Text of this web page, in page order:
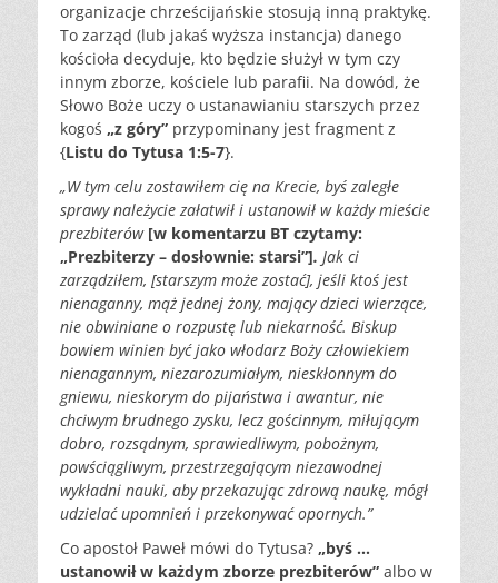
organizacje chrześcijańskie stosują inną praktykę.
To zarząd (lub jakaś wyższa instancja) danego
kościoła decyduje, kto będzie służył w tym czy
innym zborze, kościele lub parafii. Na dowód, że
Słowo Boże uczy o ustanawianiu starszych przez
kogoś „z góry” przypominany jest fragment z
{Listu do Tytusa 1:5-7}.
„W tym celu zostawiłem cię na Krecie, byś zaległe
sprawy należycie załatwił i ustanowił w każdy mieście
prezbiterów [w komentarzu BT czytamy:
„Prezbiterzy – dosłownie: starsi”]. Jak ci
zarządziłem, [starszym może zostać], jeśli ktoś jest
nienaganny, mąż jednej żony, mający dzieci wierzące,
nie obwiniane o rozpustę lub niekarność. Biskup
bowiem winien być jako włodarz Boży człowiekiem
nienagannym, niezarozumiałym, nieskłonnym do
gniewu, nieskorym do pijaństwa i awantur, nie
chciwym brudnego zysku, lecz gościnnym, miłującym
dobro, rozsądnym, sprawiedliwym, pobożnym,
powściągliwym, przestrzegającym niezawodnej
wykładni nauki, aby przekazując zdrową naukę, mógł
udzielać upomnień i przekonywać opornych.”
Co apostoł Paweł mówi do Tytusa? „byś …
ustanowił w każdym zborze prezbiterów” albo w